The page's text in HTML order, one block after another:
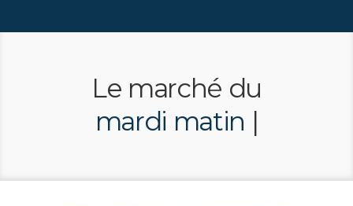
Le marché du
mardi matin |